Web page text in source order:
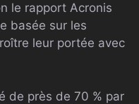
le rapport Acronis
basée sur les
leur portée avec
de près de 70 % par